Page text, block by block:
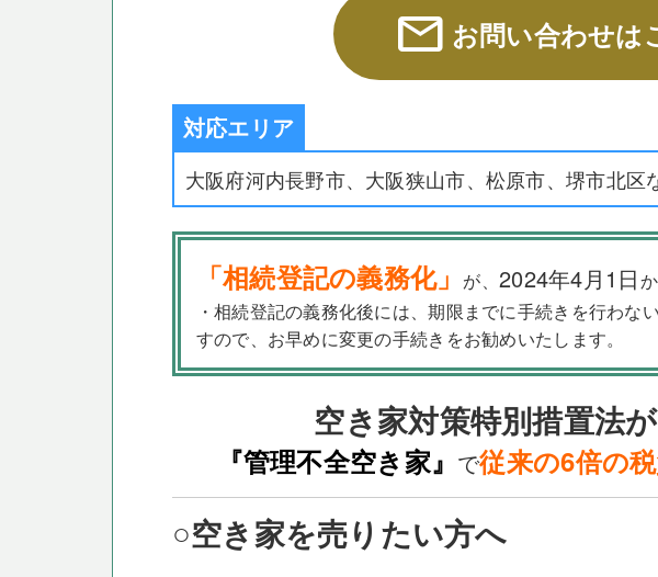
mail お問い合わせは
対応エリア
大阪府河内長野市、大阪狭山市、松原市、堺市北区
「相続登記の義務化」 が、2024年4月1日
・相続登記の義務化後には、期限までに手続きを行わ
すので、お早めに変更の手続きをお勧めいたします。
空き家対策特別措置法
『管理不全空き家』 で従来の6倍の
○空き家を売りたい方へ